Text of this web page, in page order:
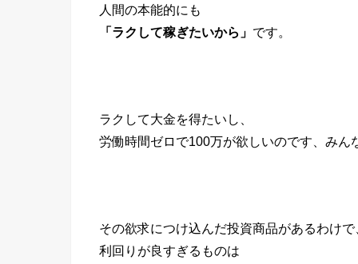
人間の本能的にも
「ラクして稼ぎたいから」 です。
ラクして大金を得たいし、
労働時間ゼロで100万が欲しいのです、みん
その欲求につけ込んだ投資商品があるわけで
利回りが良すぎるものは